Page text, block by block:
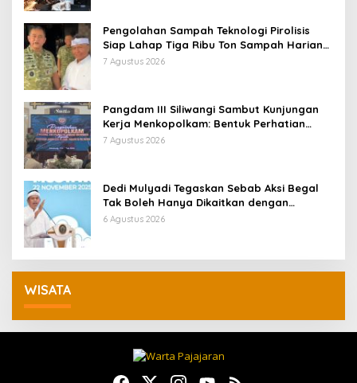
Pengolahan Sampah Teknologi Pirolisis
Siap Lahap Tiga Ribu Ton Sampah Harian
Jawa Barat
7 Agustus 2026
Pangdam III Siliwangi Sambut Kunjungan
Kerja Menkopolkam: Bentuk Perhatian
Pemerintah
7 Agustus 2026
Dedi Mulyadi Tegaskan Sebab Aksi Begal
Tak Boleh Hanya Dikaitkan dengan
Ekonomi
6 Agustus 2026
WISATA